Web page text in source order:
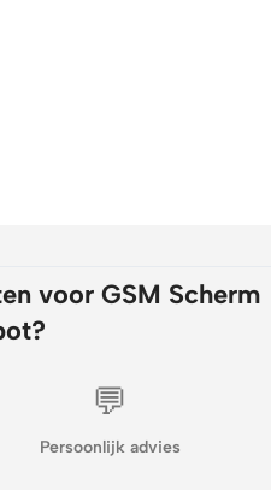
voor GSM Scherm
💬
Persoonlijk advies